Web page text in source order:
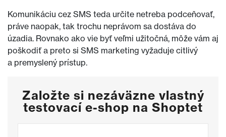
Komunikáciu cez SMS teda určite netreba podceňovať,
práve naopak, tak trochu neprávom sa dostáva do
úzadia. Rovnako ako vie byť veľmi užitočná, môže vám aj
poškodiť a preto si SMS marketing vyžaduje citlivý
a premyslený prístup.
Založte si nezáväzne vlastný
testovací e-shop na Shoptet